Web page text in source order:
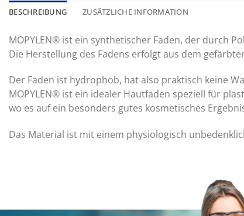
BESCHREIBUNG ZUSÄTZLICHE INFORMATION
MOPYLEN® ist ein synthetischer Faden, der durch
Die Herstellung des Fadens erfolgt aus dem
Der Faden ist hydrophob, hat also praktisch keine
MOPYLEN® ist ein idealer Hautfaden speziell für
wo es auf ein besonders gutes kosmetisches
Das Material ist mit einem physiologisch